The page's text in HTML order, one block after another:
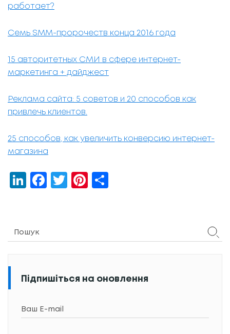
работает?
Семь SMM-пророчеств конца 2016 года
15 авторитетных СМИ в сфере интернет-
маркетинга + дайджест
Реклама сайта: 5 советов и 20 способов как
привлечь клиентов.
25 способов, как увеличить конверсию интернет-
магазина
LinkedIn
Facebook
TwitterPinterest
Підпишіться на оновлення